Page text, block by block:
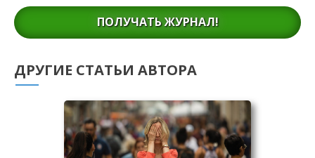
ПОЛУЧАТЬ ЖУРНАЛ!
ДРУГИЕ СТАТЬИ АВТОРА